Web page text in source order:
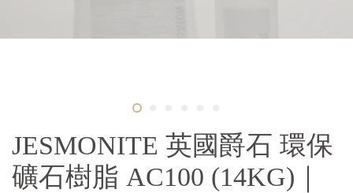
JESMONITE 英國爵石 環保
礦石樹脂 AC100 (14KG)｜